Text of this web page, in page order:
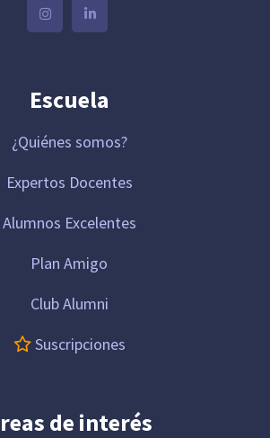
Escuela
¿Quiénes somos?
Expertos Docentes
Alumnos Excelentes
Plan Amigo
Club Alumni
Suscripciones
de interés